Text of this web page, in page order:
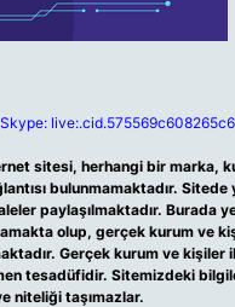
Skype:
sitesi, herhangi bir marka,
bulunmamaktadır. Sitede
paylaşılmaktadır. Burada
olup, gerçek kurum ve
Gerçek kurum ve kişiler
tesadüfidir. Sitemizdeki
niteliği taşımazlar.